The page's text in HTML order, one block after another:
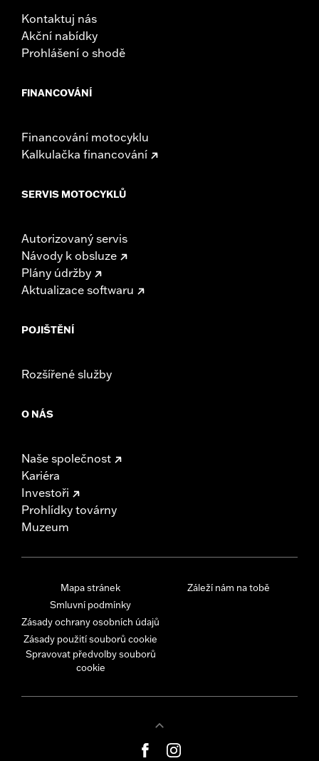
Kontaktuj nás
Akční nabídky
Prohlášení o shodě
FINANCOVÁNÍ
Financování motocyklu
Kalkulačka financování
SERVIS MOTOCYKLŮ
Autorizovaný servis
Návody k obsluze
Plány údržby
Aktualizace softwaru
POJIŠTĚNÍ
Rozšířené služby
O NÁS
Naše společnost
Kariéra
Investoři
Prohlídky továrny
Muzeum
Mapa stránek
Smluvní podmínky
Zásady ochrany osobních údajů
Zásady použití souborů cookie
Spravovat předvolby souborů
cookie
Záleží nám na tobě